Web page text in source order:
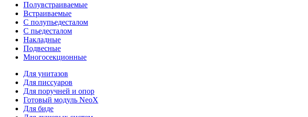
Полувстраиваемые
Встраиваемые
С полупьедесталом
С пьедесталом
Накладные
Подвесные
Многосекционные
Для унитазов
Для писсуаров
Для поручней и опор
Готовый модуль NeoX
Для биде